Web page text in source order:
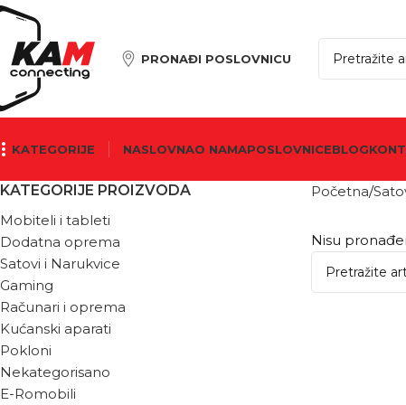
PRONAĐI POSLOVNICU
KATEGORIJE NASLOVNAO NAMAPOSLOVNICEBLOG
KATEGORIJE PROIZVODA
Mobiteli i tableti
Dodatna oprema
Satovi i Narukvice
Gaming
Računari i oprema
Kućanski aparati
Pokloni
Nekategorisano
E-Romobili
Početna
Nisu